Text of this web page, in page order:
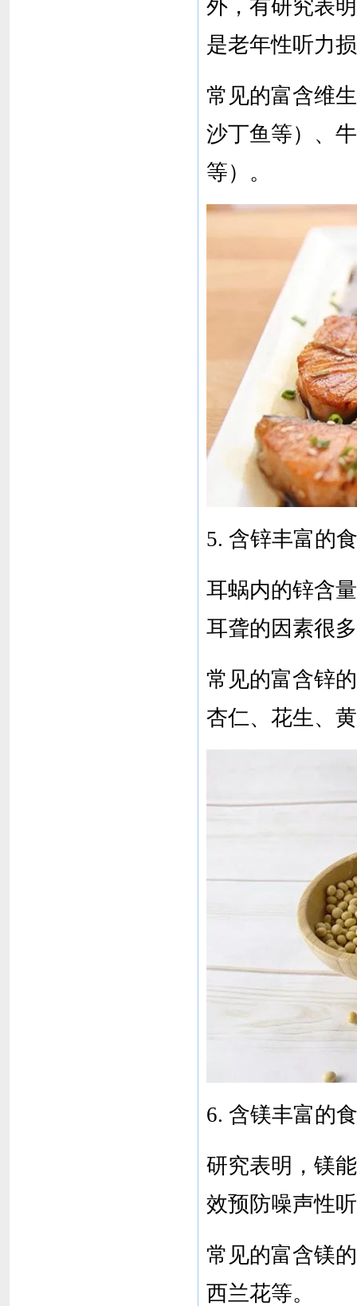
外，有研究表
是老年性听力
常见的富含维
沙丁鱼等）、
等）。
5. 含锌丰富的
耳蜗内的锌含
耳聋的因素很
常见的富含锌
杏仁、花生、
6. 含镁丰富的
研究表明，镁
效预防噪声性
常见的富含镁
西兰花等。